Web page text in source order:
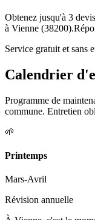
Obtenez jusqu'à 3
à Vienne (38200).
Service gratuit et sans
Calendrier
Programme de
commune. Entretien
🌱
Printemps
Mars-Avril
Révision annuelle